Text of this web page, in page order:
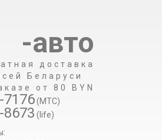
-авто
доставка
Беларуси
от 80 BYN
7176(МТС)
8673 (life)